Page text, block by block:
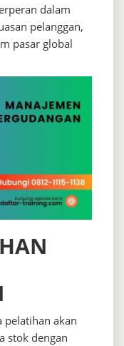
dalam
pelanggan,
pasar global
pelatihan akan
stok dengan